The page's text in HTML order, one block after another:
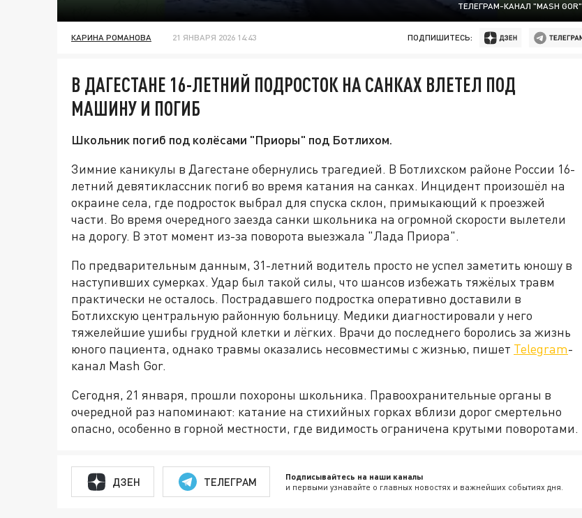
ТЕЛЕГРАМ-КАНАЛ "MASH GOR"
КАРИНА РОМАНОВА 21 ЯНВАРЯ 2026 14:43 ПОДПИШИТЕСЬ:
В ДАГЕСТАНЕ 16-ЛЕТНИЙ ПОДРОСТОК НА САНКАХ ВЛЕТЕЛ ПОД
МАШИНУ И ПОГИБ
Школьник погиб под колёсами "Приоры" под Ботлихом.
Зимние каникулы в Дагестане обернулись трагедией. В Ботлихском районе России 16-
летний девятиклассник погиб во время катания на санках. Инцидент произошёл на
окраине села, где подросток выбрал для спуска склон, примыкающий к проезжей
части. Во время очередного заезда санки школьника на огромной скорости вылетели
на дорогу. В этот момент из-за поворота выезжала "Лада Приора".
По предварительным данным, 31-летний водитель просто не успел заметить юношу в
наступивших сумерках. Удар был такой силы, что шансов избежать тяжёлых травм
практически не осталось. Пострадавшего подростка оперативно доставили в
Ботлихскую центральную районную больницу. Медики диагностировали у него
тяжелейшие ушибы грудной клетки и лёгких. Врачи до последнего боролись за жизнь
юного пациента, однако травмы оказались несовместимы с жизнью, пишет Telegram-
канал Mash Gor.
Сегодня, 21 января, прошли похороны школьника. Правоохранительные органы в
очередной раз напоминают: катание на стихийных горках вблизи дорог смертельно
опасно, особенно в горной местности, где видимость ограничена крутыми поворотами.
ДЗЕН ТЕЛЕГРАМ Подписывайтесь на наши каналы
и первыми узнавайте о главных новостях и важнейших событиях дня.